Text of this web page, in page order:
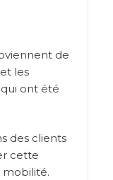
de
les
ont été
des clients
cette
mobilité.